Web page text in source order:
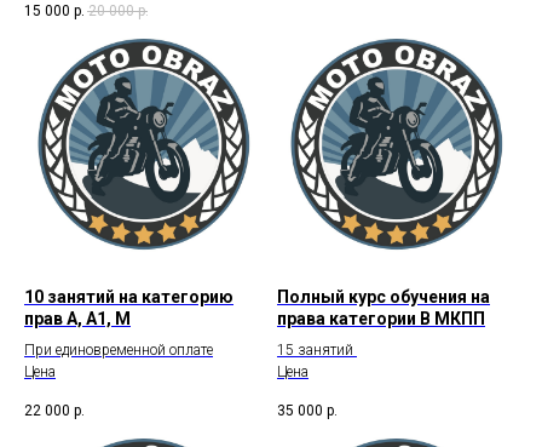
15 000 р. 20 000 р.
10 занятий на категорию
прав А, А1, М
При единовременной оплате
Цена
22 000 р.
Полный курс обучения на
права категории В МКПП
15 занятий
Цена
35 000 р.